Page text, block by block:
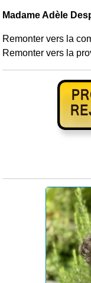
Madame Adèle
Remonter vers la
Remonter vers la